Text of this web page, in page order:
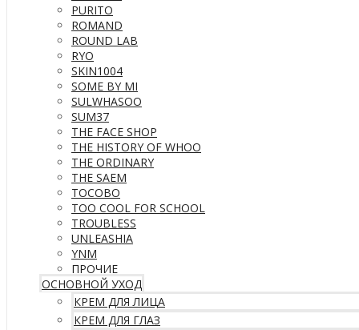
PURITO
ROMAND
ROUND LAB
RYO
SKIN1004
SOME BY MI
SULWHASOO
SUM37
THE FACE SHOP
THE HISTORY OF WHOO
THE ORDINARY
THE SAEM
TOCOBO
TOO COOL FOR SCHOOL
TROUBLESS
UNLEASHIA
YNM
ПРОЧИЕ
ОСНОВНОЙ УХОД
КРЕМ ДЛЯ ЛИЦА
КРЕМ ДЛЯ ГЛАЗ